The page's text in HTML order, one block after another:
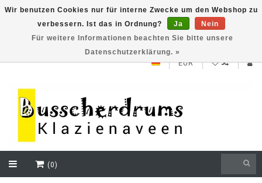
NEW ROLAND V71 series testklaar
EUR
(0)
Wir benutzen Cookies nur für interne Zwecke um den Webshop zu
verbessern. Ist das in Ordnung?
Ja
Nein
Für weitere Informationen beachten Sie bitte unsere
Datenschutzerklärung. »